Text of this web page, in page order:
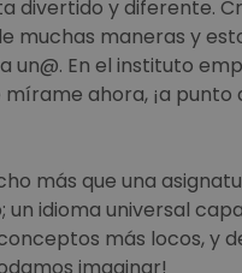
divertido y diferente.
muchas maneras y
un@. En el instituto
ahora, ¡a
más que una
un idioma universal
más locos, y